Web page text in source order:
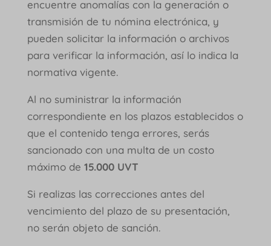
encuentre anomalías con la generación o
transmisión de tu nómina electrónica, y
pueden solicitar la información o archivos
para verificar la información, así lo indica la
normativa vigente.
Al no suministrar la información
correspondiente en los plazos establecidos o
que el contenido tenga errores, serás
sancionado con una multa de un costo
máximo de 15.000 UVT
Si realizas las correcciones antes del
vencimiento del plazo de su presentación,
no serán objeto de sanción.